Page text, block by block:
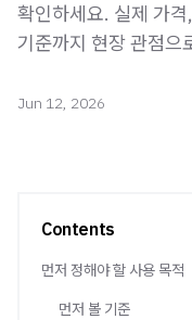
확인하세요. 실제 가
기준까지 현장 관점으
Jun 12, 2026
Contents
먼저 정해야 할 사용 목적
먼저 볼 기준